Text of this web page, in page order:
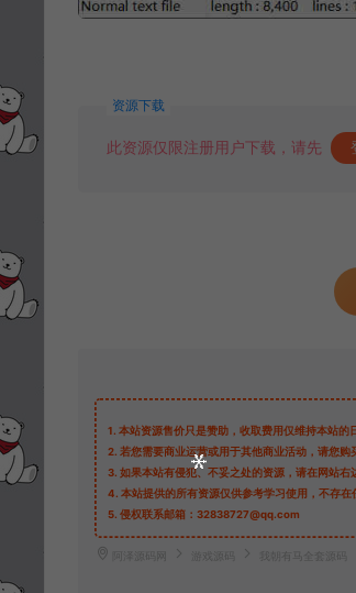
资源下载
此资源仅限注册用户下载，请先
1. 本站资源售价只是赞助，收取费用仅维持本站的
2. 若您需要商业运营或用于其他商业活动，请您购
3. 如果本站有侵犯、不妥之处的资源，请在网站右
4. 本站提供的所有资源仅供参考学习使用，不存
5. 侵权联系邮箱：32838727@qq.com
阿泽源码网